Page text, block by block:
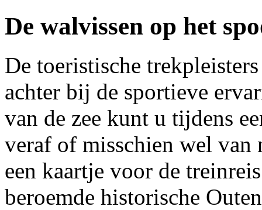
De walvissen op het
De toeristische
achter bij de sportieve
van de zee kunt u tijdens
veraf of misschien wel van
een kaartje voor de
beroemde historische